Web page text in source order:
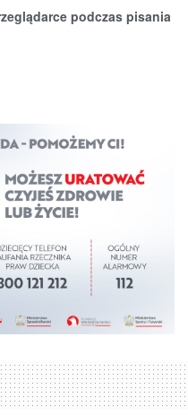
podczas pisania